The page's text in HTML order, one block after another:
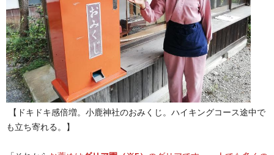
【ドキドキ感倍増。小鹿神社のおみくじ。ハイキングコース途中で
も立ち寄れる。】